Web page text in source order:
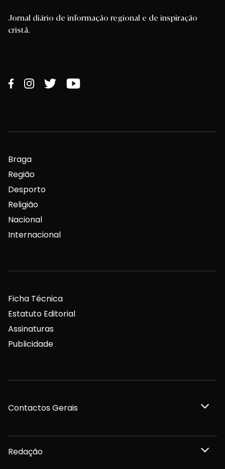
Jornal diário de informação regional e de inspiração
cristã.
Braga
Região
Desporto
Religião
Nacional
Internacional
Ficha Técnica
Estatuto Editorial
Assinaturas
Publicidade
Contactos Gerais
Redação